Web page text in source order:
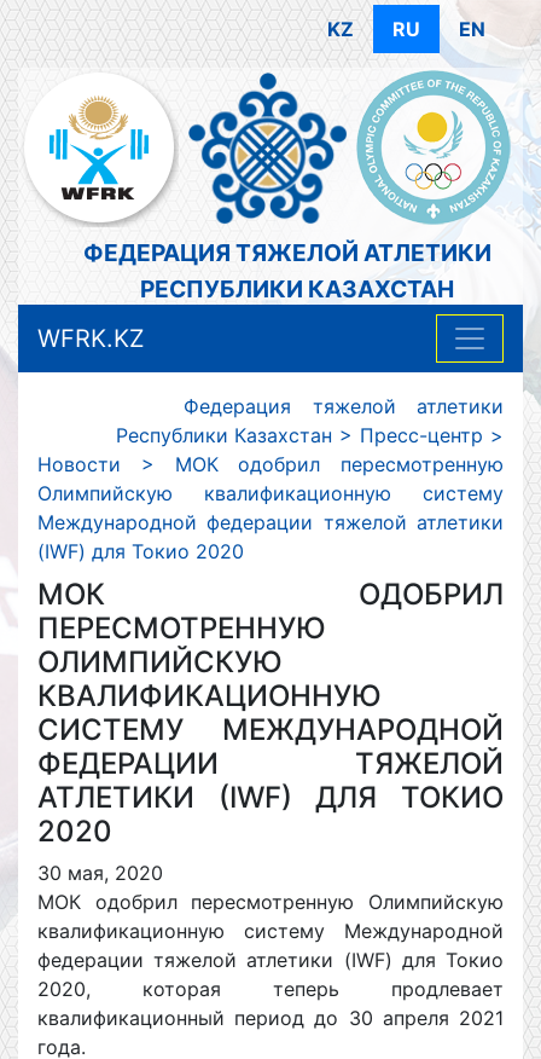
KZ RU EN
ФЕДЕРАЦИЯ ТЯЖЕЛОЙ АТЛЕТИКИ
РЕСПУБЛИКИ КАЗАХСТАН
WFRK.KZ
Федерация тяжелой атлетики
Республики Казахстан > Пресс-центр >
Новости > МОК одобрил пересмотренную
Олимпийскую квалификационную систему
Международной федерации тяжелой атлетики
(IWF) для Токио 2020
МОК ОДОБРИЛ
ПЕРЕСМОТРЕННУЮ
ОЛИМПИЙСКУЮ
КВАЛИФИКАЦИОННУЮ
СИСТЕМУ МЕЖДУНАРОДНОЙ
ФЕДЕРАЦИИ ТЯЖЕЛОЙ
АТЛЕТИКИ (IWF) ДЛЯ ТОКИО
2020
30 мая, 2020
МОК одобрил пересмотренную Олимпийскую
квалификационную систему Международной
федерации тяжелой атлетики (IWF) для Токио
2020, которая теперь продлевает
квалификационный период до 30 апреля 2021
года.